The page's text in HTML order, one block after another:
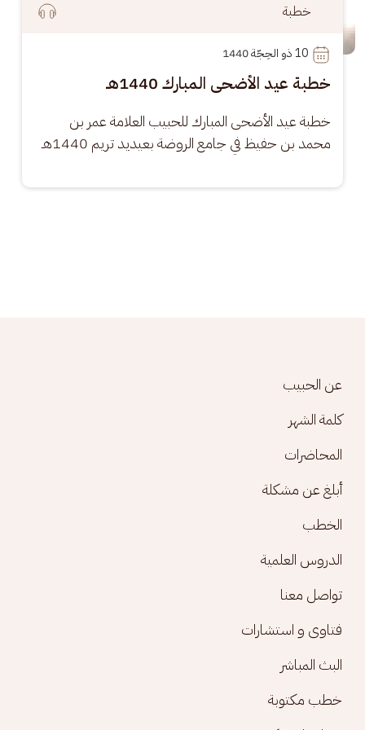
خطبة
10
خطبة عيد الأضحى المبارك 1440هـ
خطبة عيد الأضحى المبارك للحبيب العلامة عمر بن
محمد بن حفيظ في جامع الروضة بعيديد تريم 1440هـ
Footer menu
عن الحبيب
كلمة الشهر
المحاضرات
أبلغ عن مشكلة
الخطب
الدروس العلمية
تواصل معنا
فتاوى و استشارات
البث المباشر
خطب مكتوبة